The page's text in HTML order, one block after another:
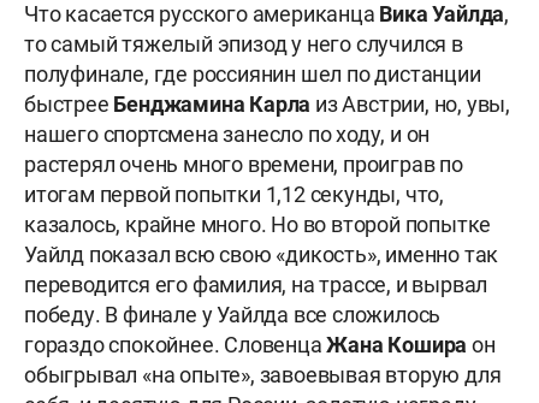
Что касается русского американца Вика Уайлда,
то самый тяжелый эпизод у него случился в
полуфинале, где россиянин шел по дистанции
быстрее Бенджамина Карла из Австрии, но, увы,
нашего спортсмена занесло по ходу, и он
растерял очень много времени, проиграв по
итогам первой попытки 1,12 секунды, что,
казалось, крайне много. Но во второй попытке
Уайлд показал всю свою «дикость», именно так
переводится его фамилия, на трассе, и вырвал
победу. В финале у Уайлда все сложилось
гораздо спокойнее. СловенцаЖана Кошира он
обыгрывал «на опыте», завоевывая вторую для